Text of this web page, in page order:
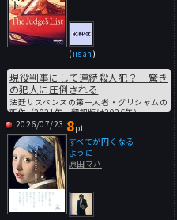
( iisan )
現役判事にして連続殺人犯？ 驚き
の犯人に圧倒される
法廷サスペンスの第一人者・グリシャムの
新作（2021年。翻訳版は2026年）。...
2026/07/23 8pt
すべてが円くなる
ように
原田マハ